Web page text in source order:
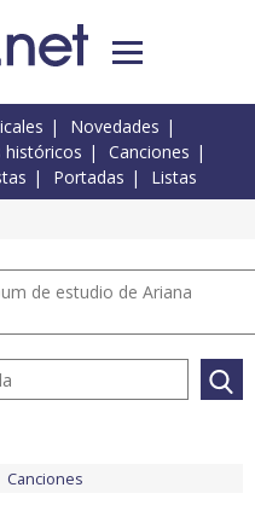
Novedades
históricos
Canciones
Portadas Listas
de estudio de Ariana
Canciones